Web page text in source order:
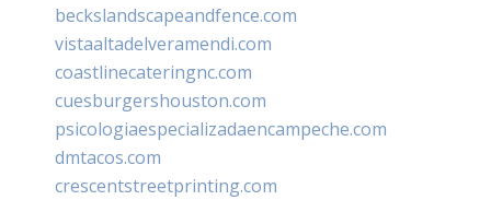
beckslandscapeandfence.com
vistaaltadelveramendi.com
coastlinecateringnc.com
cuesburgershouston.com
psicologiaespecializadaencampeche.com
dmtacos.com
crescentstreetprinting.com